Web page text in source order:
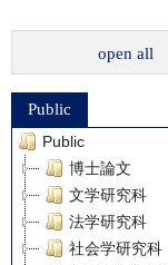
open all
Public
Public
博士論文
文学研究科
法学研究科
社会学研究科